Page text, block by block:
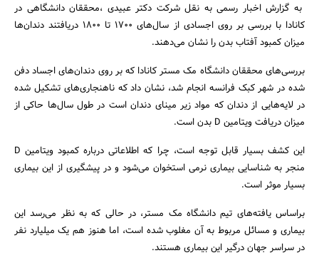
جستجو
به گزارش اخبار رسمی به نقل شرکت دکتر عبیدی ،محققان دانشگاهی در
کانادا با بررسی بر روی اجسادی از سال‌های 1700 تا 1800 دریافتند دندان‌ها
میزان کمبود آفتاب بدن را نشان می‌دهند.
بررسی‌های محققان دانشگاه مک مستر کانادا که بر روی دندان‌‎های اجساد دفن
شده در شهر کبک فرانسه انجام شد، نشان داد که ناهنجاری‌های تشکیل‌ شده
در لایه‌هایی از دندان که مواد زیر مینای دندان است در طول سال‌ها حاکی از
میزان دریافت ویتامین D بدن است.
این کشف بسیار قابل توجه است، چرا که اطلاعاتی درباره کمبود ویتامین D
منجر به شناسایی بیماری نرمی استخوان می‌شود و در پیشگیری از این بیماری
بسیار موثر است.
براساس یافته‌های تیم دانشگاه مک مستر، در حالی که به نظر می‌رسد این
بیماری و مسائل مربوط به آن مغلوب شده است، اما هنوز هم یک میلیارد نفر
در سراسر جهان درگیر این بیماری هستند.